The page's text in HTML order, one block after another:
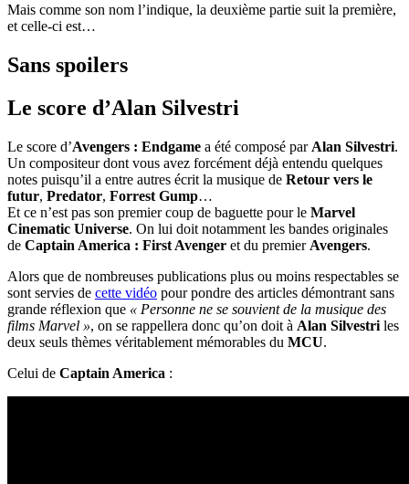
Mais comme son nom l’indique, la deuxième partie suit la première,
et celle-ci est…
Sans spoilers
Le score d’Alan Silvestri
Le score d’Avengers : Endgame a été composé par Alan Silvestri.
Un compositeur dont vous avez forcément déjà entendu quelques
notes puisqu’il a entre autres écrit la musique de Retour vers le
futur, Predator, Forrest Gump…
Et ce n’est pas son premier coup de baguette pour le Marvel
Cinematic Universe. On lui doit notamment les bandes originales
de Captain America : First Avenger et du premier Avengers.
Alors que de nombreuses publications plus ou moins respectables se
sont servies de cette vidéo pour pondre des articles démontrant sans
grande réflexion que « Personne ne se souvient de la musique des
films Marvel », on se rappellera donc qu’on doit à Alan Silvestri les
deux seuls thèmes véritablement mémorables du MCU.
Celui de Captain America :